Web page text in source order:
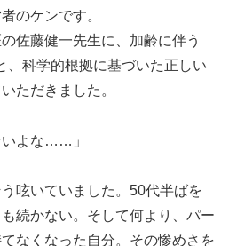
のケンです。
佐藤健一先生に、加齢に伴う
、科学的根拠に基づいた正しい
ただきました。
いよな……」
呟いていました。50代半ばを
続かない。そして何より、パー
なくなった自分。その惨めさを